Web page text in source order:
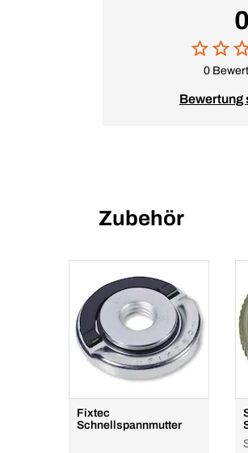
0
0
Bewertung
Zubehör
Fixtec
Schnellspannmutter